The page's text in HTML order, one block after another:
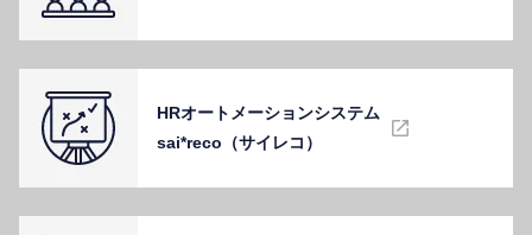
HRオートメーションシステム
sai*reco（サイレコ）